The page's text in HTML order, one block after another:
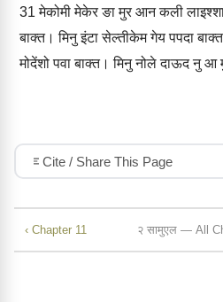
31 मेकोमी मेकेर ङा मुर आन कली
बाक्‍त। मिनु इंटा सेल्‍तीकेम गेय पपदा
मोदेंशो पवा बाक्‍त। मिनु नोले दाऊद नु
Cite / Share This Page
‹ Chapter 11 २ सामुएल — All